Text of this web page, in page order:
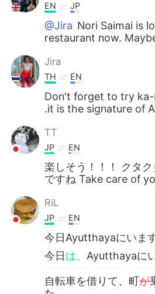
Português
EN JP
@Jira Nori Saimai is
restaurant now.
Jira
TH EN
Don't forget to try ka-
.it is the signature of
TT
JP EN
楽しそう！！！ クタ
ですね Take care of
RiL
JP EN
今日Ayutthayaにいます
今日は、 Ayutthayaに
自転車を借りて、町が